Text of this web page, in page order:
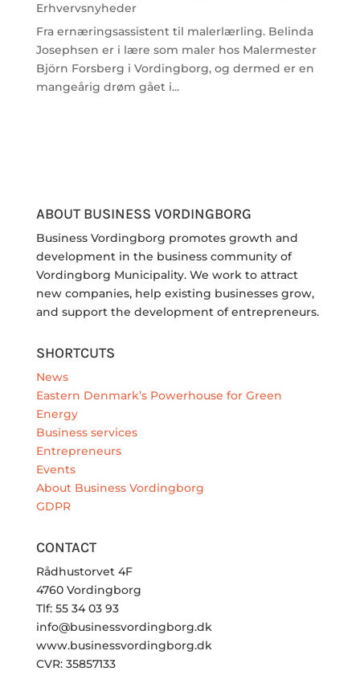
Erhvervsnyheder
Fra ernæringsassistent til malerlærling. Belinda
Josephsen er i lære som maler hos Malermester
Björn Forsberg i Vordingborg, og dermed er en
mangeårig drøm gået i...
ABOUT BUSINESS VORDINGBORG
Business Vordingborg promotes growth and
development in the business community of
Vordingborg Municipality. We work to attract
new companies, help existing businesses grow,
and support the development of entrepreneurs.
SHORTCUTS
News
Eastern Denmark’s Powerhouse for Green
Energy
Business services
Entrepreneurs
Events
About Business Vordingborg
GDPR
CONTACT
Rådhustorvet 4F
4760 Vordingborg
Tlf: 55 34 03 93
info@businessvordingborg.dk
www.businessvordingborg.dk
CVR: 35857133